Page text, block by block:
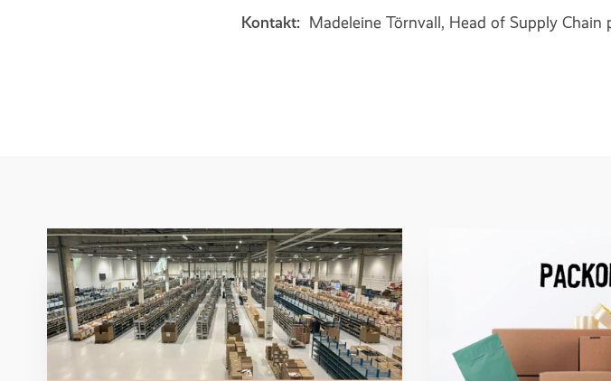
Kontakt: Madeleine Törnvall, Head of Supply Chain